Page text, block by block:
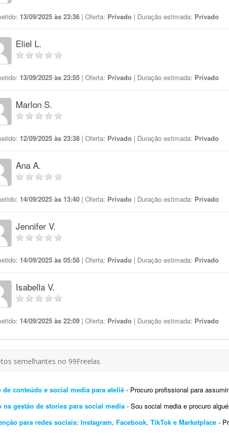
13/09/2025 às 23:36 | Oferta: Privado | Duração estimada: Privado
Eliel L.
13/09/2025 às 23:55 | Oferta: Privado | Duração estimada: Privado
Marlon S.
12/09/2025 às 23:38 | Oferta: Privado | Duração estimada: Privado
Ana A.
14/09/2025 às 13:40 | Oferta: Privado | Duração estimada: Privado
Jennifer V.
14/09/2025 às 05:58 | Oferta: Privado | Duração estimada: Privado
Isabella V.
14/09/2025 às 22:09 | Oferta: Privado | Duração estimada: Privado
semelhantes no 99Freelas
de conteúdo e social media para ateliê - Procuro profissional para assumir o
na gestão de stories para social media - Sou social media e procuro alguém que me
para redes sociais: Instagram, Facebook, TikTok e Marketplace -